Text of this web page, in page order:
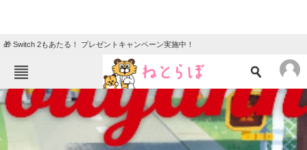
🎁 Switch 2もあたる！ プレゼントキャンペーン実施中！
ねとらぼメニュー
TOP ニュース
クイズ